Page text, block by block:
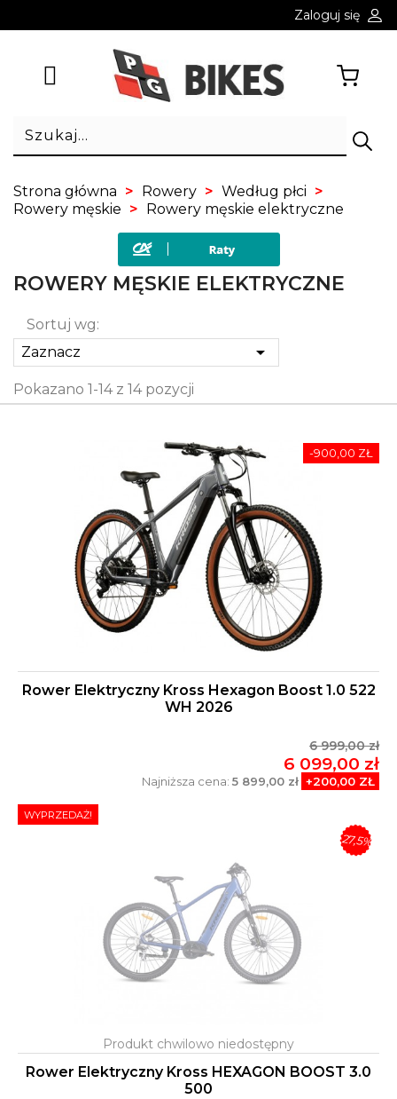
Zaloguj się
Strona główna Rowery
Według płci
Rowery męskie
Rowery męskie elektryczne
ROWERY MĘSKIE ELEKTRYCZNE
Sortuj wg:
Zaznacz

Pokazano 1-14 z 14 pozycji
Rower Elektryczny Kross Hexagon Boost 1.0 522
WH 2026
6 999,00 zł
6 099,00 zł
Najniższa cena: 5 899,00 zł +200,00 ZŁ
-900,00 ZŁ
Rower Elektryczny Kross HEXAGON BOOST 3.0
500
WYPRZEDAŻ!
-27,5%